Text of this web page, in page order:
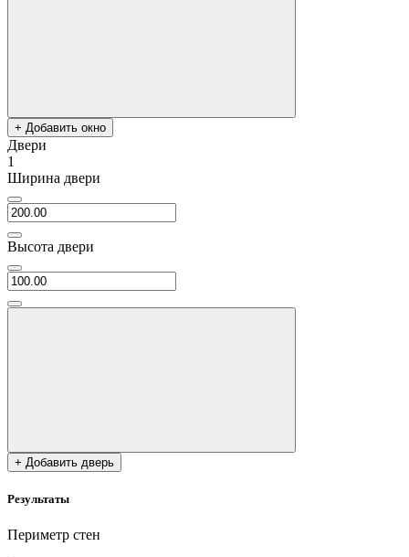
+ Добавить окно
Двери
1
Ширина двери
Высота двери
+ Добавить дверь
Результаты
Периметр стен